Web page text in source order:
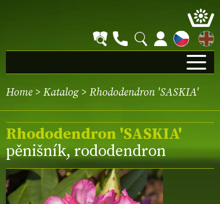
EN
Home > Katalog> Rhododendron 'SASKIA'
Rhododendron 'SASKIA'
pěnišník, rododendron